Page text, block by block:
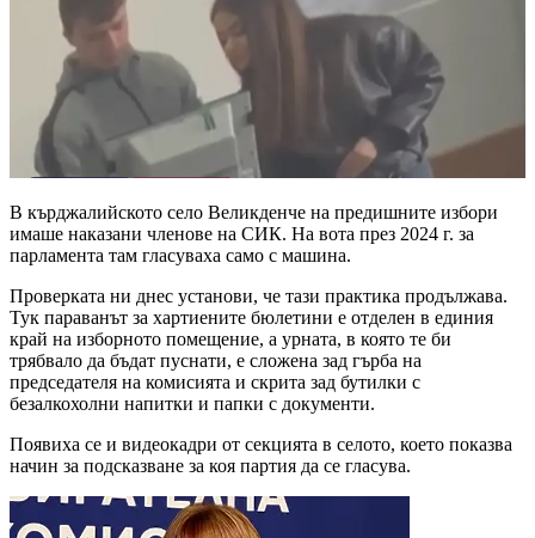
В кърджалийското село Великденче на предишните избори
имаше наказани членове на СИК. На вота през 2024 г. за
парламента там гласуваха само с машина.
Проверката ни днес установи, че тази практика продължава.
Тук параванът за хартиените бюлетини е отделен в единия
край на изборното помещение, а урната, в която те би
трябвало да бъдат пуснати, е сложена зад гърба на
председателя на комисията и скрита зад бутилки с
безалкохолни напитки и папки с документи.
Появиха се и видеокадри от секцията в селото, което показва
начин за подсказване за коя партия да се гласува.